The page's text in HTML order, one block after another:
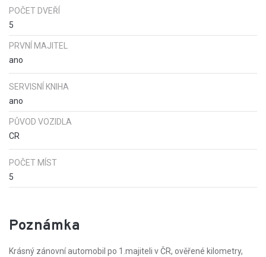
POČET DVEŘÍ
5
PRVNÍ MAJITEL
ano
SERVISNÍ KNIHA
ano
PŮVOD VOZIDLA
CR
POČET MÍST
5
Poznámka
Krásný zánovní automobil po 1.majiteli v ČR, ověřené kilometry,